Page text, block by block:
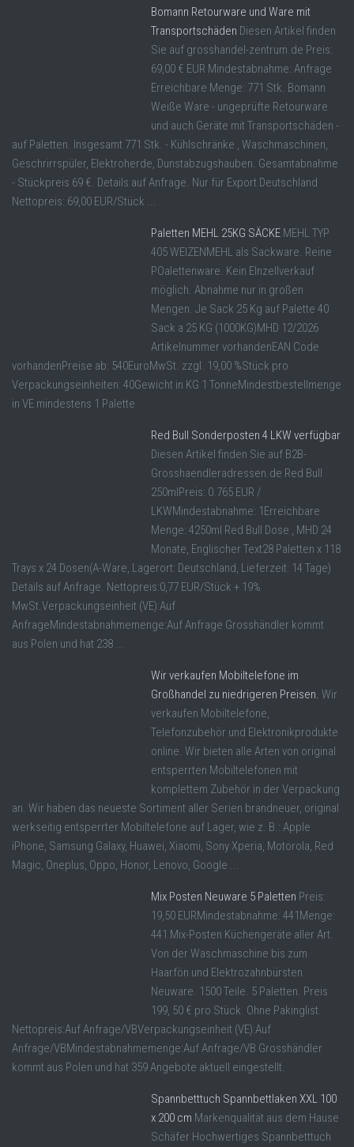
Bomann Retourware und Ware mit
Transportschäden Diesen Artikel finden
Sie auf grosshandel-zentrum.de Preis:
69,00 € EUR Mindestabnahme: Anfrage
Erreichbare Menge: 771 Stk. Bomann
Weiße Ware - ungeprüfte Retourware
und auch Geräte mit Transportschäden -
auf Paletten. Insgesamt 771 Stk. - Kühlschränke , Waschmaschinen,
Geschrirrspüler, Elektroherde, Dunstabzugshauben. Gesamtabnahme
- Stückpreis 69 €. Details auf Anfrage. Nur für Export Deutschland
Nettopreis: 69,00 EUR/Stück ...
Paletten MEHL 25KG SÄCKE MEHL TYP
405 WEIZENMEHL als Sackware. Reine
POalettenware. Kein EInzellverkauf
möglich. Abnahme nur in großen
Mengen. Je Sack 25 Kg auf Palette 40
Sack a 25 KG (1000KG)MHD 12/2026
Artikelnummer vorhandenEAN Code
vorhandenPreise ab: 540EuroMwSt. zzgl. 19,00 %Stück pro
Verpackungseinheiten: 40Gewicht in KG 1 TonneMindestbestellmenge
in VE mindestens 1 Palette
Red Bull Sonderposten 4 LKW verfügbar
Diesen Artikel finden Sie auf B2B-
Grosshaendleradressen.de Red Bull
250mlPreis: 0.765 EUR /
LKWMindestabnahme: 1Erreichbare
Menge: 4250ml Red Bull Dose , MHD 24
Monate, Englischer Text28 Paletten x 118
Trays x 24 Dosen(A-Ware, Lagerort: Deutschland, Lieferzeit: 14 Tage)
Details auf Anfrage. Nettopreis:0,77 EUR/Stück + 19%
MwSt.Verpackungseinheit (VE):Auf
AnfrageMindestabnahmemenge:Auf Anfrage Grosshändler kommt
aus Polen und hat 238 ...
Wir verkaufen Mobiltelefone im
Großhandel zu niedrigeren Preisen. Wir
verkaufen Mobiltelefone,
Telefonzubehör und Elektronikprodukte
online. Wir bieten alle Arten von original
entsperrten Mobiltelefonen mit
komplettem Zubehör in der Verpackung
an. Wir haben das neueste Sortiment aller Serien brandneuer, original
werkseitig entsperrter Mobiltelefone auf Lager, wie z. B.: Apple
iPhone, Samsung Galaxy, Huawei, Xiaomi, Sony Xperia, Motorola, Red
Magic, Oneplus, Oppo, Honor, Lenovo, Google ...
Mix Posten Neuware 5 Paletten Preis:
19,50 EURMindestabnahme: 441Menge:
441 Mix-Posten Küchengeräte aller Art.
Von der Waschmaschine bis zum
Haarfön und Elektrozahnbürsten.
Neuware. 1500 Teile. 5 Paletten. Preis
199, 50 € pro Stück. Ohne Pakinglist.
Nettopreis:Auf Anfrage/VBVerpackungseinheit (VE):Auf
Anfrage/VBMindestabnahmemenge:Auf Anfrage/VB Grosshändler
kommt aus Polen und hat 359 Angebote aktuell eingestellt.
Spannbetttuch Spannbettlaken XXL 100
x 200 cm Markenqualität aus dem Hause
Schäfer Hochwertiges Spannbetttuch